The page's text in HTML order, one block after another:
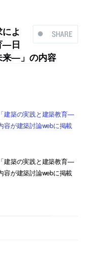
SHARE
よ
—日
来—」の内容
建築の実践と建築教育—
が建築討論webに掲載
建築の実践と建築教育—
が建築討論webに掲載